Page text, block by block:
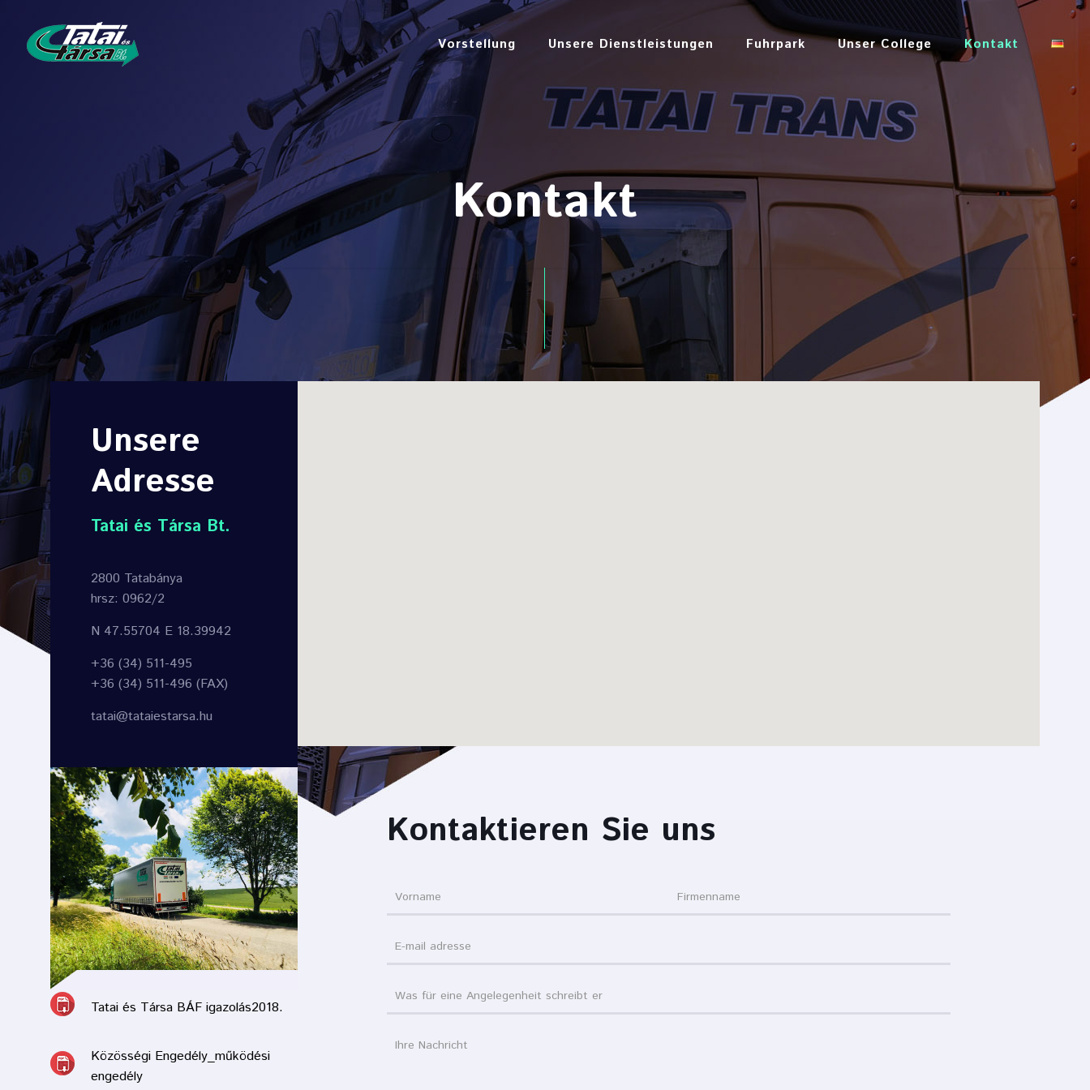
Vorstellung Unsere Dienstleistungen Fuhrpark Unser College Kontakt
Kontakt
Unsere
Adresse
Tatai és Társa Bt.
2800 Tatabánya
hrsz: 0962/2
N 47.55704 E 18.39942
+36 (34) 511-495
+36 (34) 511-496 (FAX)
tatai@tataiestarsa.hu
Tatai és Társa BÁF igazolás2018.
Közösségi Engedély_működési
engedély
Kontaktieren Sie uns